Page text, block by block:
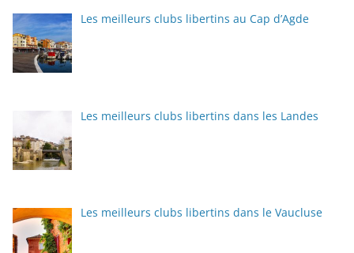
Les meilleurs clubs libertins au Cap d’Agde
Les meilleurs clubs libertins dans les Landes
Les meilleurs clubs libertins dans le Vaucluse